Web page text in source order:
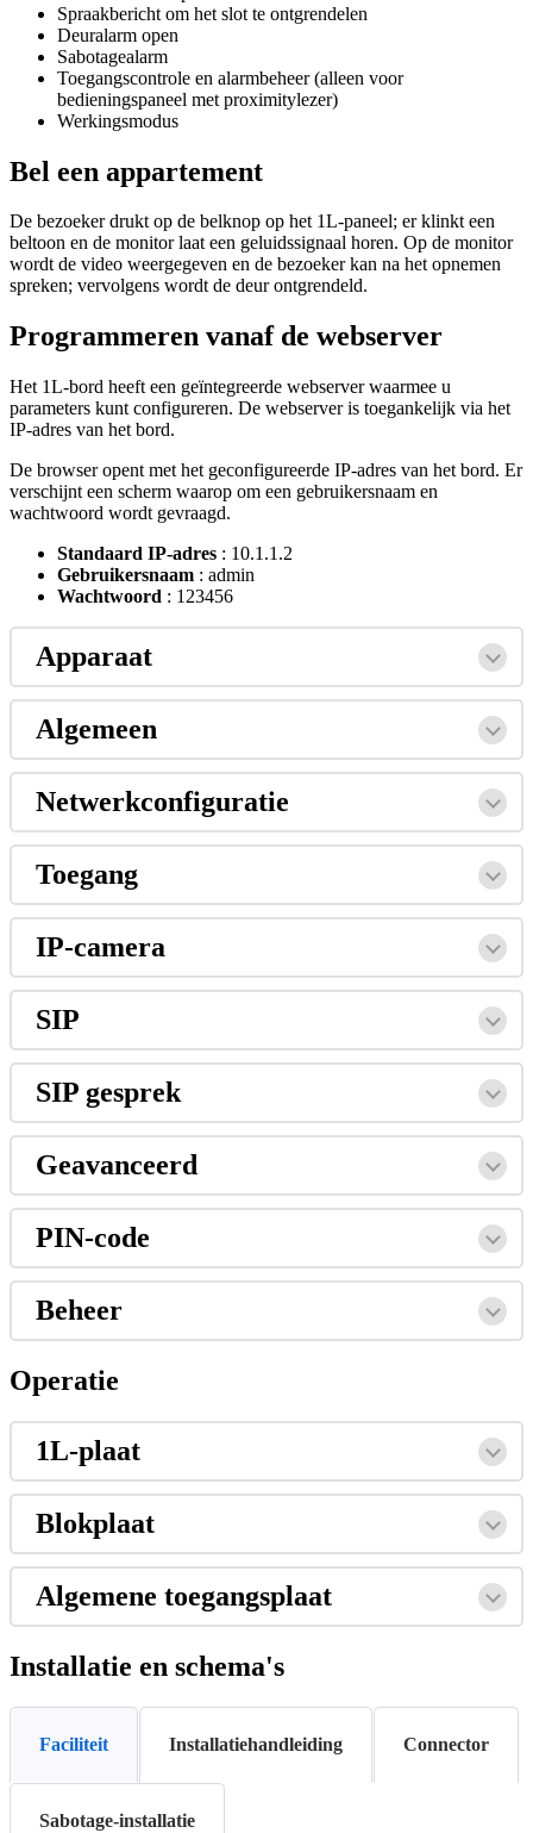
Spraakbericht om het slot te ontgrendelen
Deuralarm open
Sabotagealarm
Toegangscontrole en alarmbeheer (alleen voor
bedieningspaneel met proximitylezer)
Werkingsmodus
Bel een appartement
De bezoeker drukt op de belknop op het 1L-paneel; er klinkt een
beltoon en de monitor laat een geluidssignaal horen. Op de monitor
wordt de video weergegeven en de bezoeker kan na het opnemen
spreken; vervolgens wordt de deur ontgrendeld.
Programmeren vanaf de webserver
Het 1L-bord heeft een geïntegreerde webserver waarmee u
parameters kunt configureren. De webserver is toegankelijk via het
IP-adres van het bord.
De browser opent met het geconfigureerde IP-adres van het bord. Er
verschijnt een scherm waarop om een gebruikersnaam en
wachtwoord wordt gevraagd.
Standaard IP-adres : 10.1 .1 .2
Gebruikersnaam : admin
Wachtwoord : 123456
Apparaat
Algemeen
Netwerkconfiguratie
Toegang
IP-camera
SIP
SIP gesprek
Geavanceerd
PIN-code
Beheer
Operatie
1L-plaat
Blokplaat
Algemene toegangsplaat
Installatie en schema's
Faciliteit Installatiehandleiding Connector
Sabotage-installatie